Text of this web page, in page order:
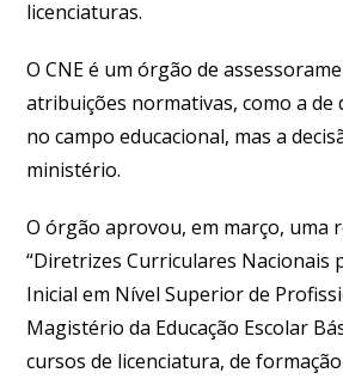
licenciaturas.
O CNE é um órgão de
atribuições normativas, como a
no campo educacional, mas a
ministério.
O órgão aprovou, em março, uma
“Diretrizes Curriculares Nacionais
Inicial em Nível Superior de
Magistério da Educação Escolar
cursos de licenciatura, de